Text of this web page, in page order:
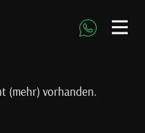
(mehr) vorhanden.